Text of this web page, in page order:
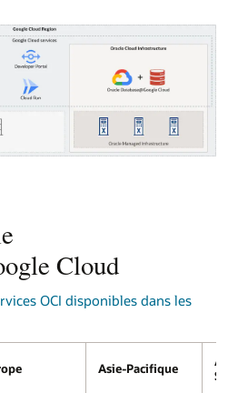
Cloud
OCI disponibles dans les
Asie-Pacifique
Sud